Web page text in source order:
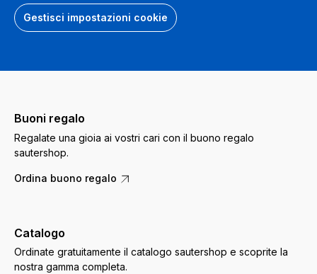
Gestisci impostazioni cookie
Buoni regalo
Regalate una gioia ai vostri cari con il buono regalo
sautershop.
Ordina buono regalo
Catalogo
Ordinate gratuitamente il catalogo sautershop e scoprite la
nostra gamma completa.